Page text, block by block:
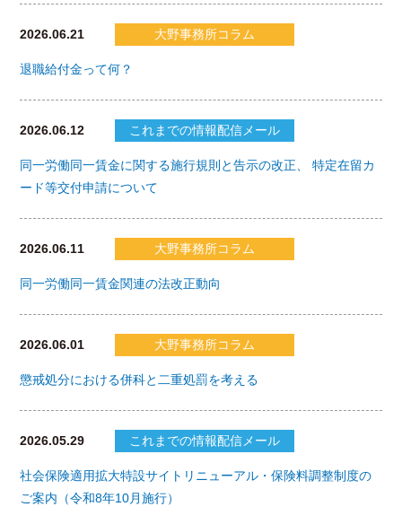
2026.06.21 大野事務所コラム
退職給付金って何？
2026.06.12 これまでの情報配信メール
同一労働同一賃金に関する施行規則と告示の改正、 特定在留カ
ード等交付申請について
2026.06.11 大野事務所コラム
同一労働同一賃金関連の法改正動向
2026.06.01 大野事務所コラム
懲戒処分における併科と二重処罰を考える
2026.05.29 これまでの情報配信メール
社会保険適用拡大特設サイトリニューアル・保険料調整制度の
ご案内（令和8年10月施行）